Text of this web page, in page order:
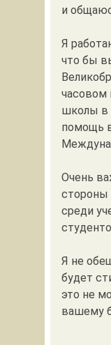
и
Я
что бы
часовом
школы в
помощь
Очень
стороны
среди
Я не
будет
это не
вашему